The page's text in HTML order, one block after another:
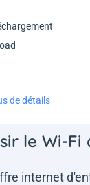
de détails
le Wi-
internet